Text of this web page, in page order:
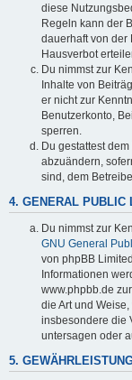
diese
Regeln kann der
dauerhaft von der
Hausverbot
Du nimmst zur
Inhalte von
er nicht zur
Benutzerkonto,
sperren.
Du gestattest
abzuändern,
sind, dem
4. GENERAL PUBLIC
Du nimmst zur
GNU General
von phpBB
Informationen
www.phpbb.de
die Art und
insbesondere die
untersagen oder
5.